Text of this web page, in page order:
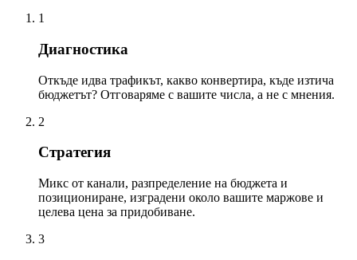
1
Диагностика
Откъде идва трафикът, какво конвертира, къде изтича
бюджетът? Отговаряме с вашите числа, а не с мнения.
2
Стратегия
Микс от канали, разпределение на бюджета и
позициониране, изградени около вашите маржове и
целева цена за придобиване.
3